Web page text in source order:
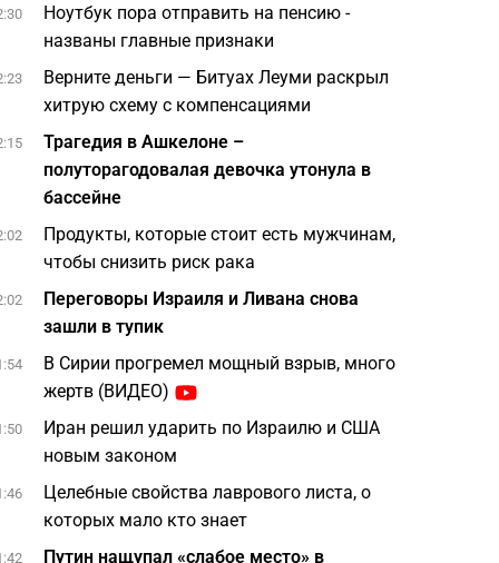
Ноутбук пора отправить на пенсию -
названы главные признаки
Верните деньги — Битуах Леуми раскрыл
хитрую схему с компенсациями
Трагедия в Ашкелоне –
полуторагодовалая девочка утонула в
бассейне
Продукты, которые стоит есть мужчинам,
чтобы снизить риск рака
Переговоры Израиля и Ливана снова
зашли в тупик
В Сирии прогремел мощный взрыв, много
жертв (ВИДЕО)
Иран решил ударить по Израилю и США
новым законом
Целебные свойства лаврового листа, о
которых мало кто знает
Путин нащупал «слабое место» в